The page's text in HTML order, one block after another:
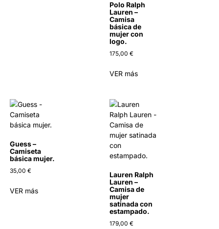
Polo Ralph
Lauren –
Camisa
básica de
mujer con
logo.
175,00 €
VER más
Guess –
Camiseta
básica mujer.
35,00 €
VER más
Lauren Ralph
Lauren –
Camisa de
mujer
satinada con
estampado.
179,00 €